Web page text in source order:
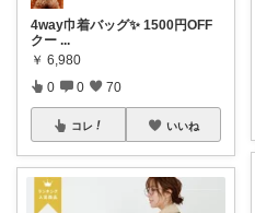
4way巾着バッグ✨ 1500円OFF
クー ...
￥ 6,980
0 0 70
コレ いいね